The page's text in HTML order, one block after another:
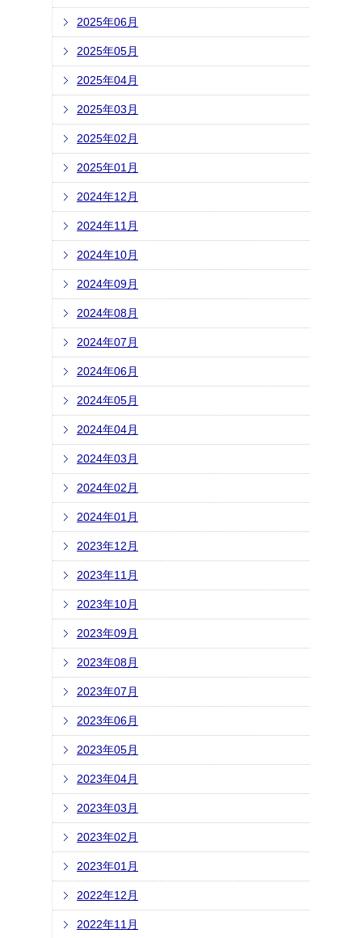
2025年06月
2025年05月
2025年04月
2025年03月
2025年02月
2025年01月
2024年12月
2024年11月
2024年10月
2024年09月
2024年08月
2024年07月
2024年06月
2024年05月
2024年04月
2024年03月
2024年02月
2024年01月
2023年12月
2023年11月
2023年10月
2023年09月
2023年08月
2023年07月
2023年06月
2023年05月
2023年04月
2023年03月
2023年02月
2023年01月
2022年12月
2022年11月